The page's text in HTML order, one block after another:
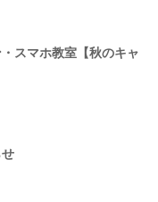
スマホ教室【秋のキャ